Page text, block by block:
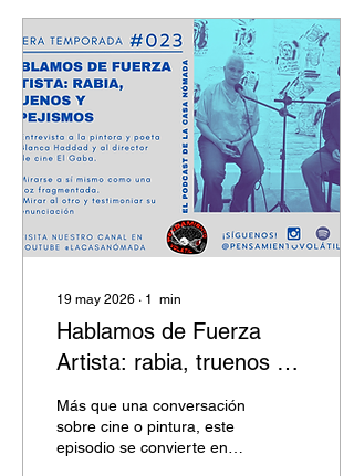
19 may 2026 ∙ 1 min
Hablamos de Fuerza
Artista: rabia, truenos y
espejismos
Más que una conversación
sobre cine o pintura, este
episodio se convierte en